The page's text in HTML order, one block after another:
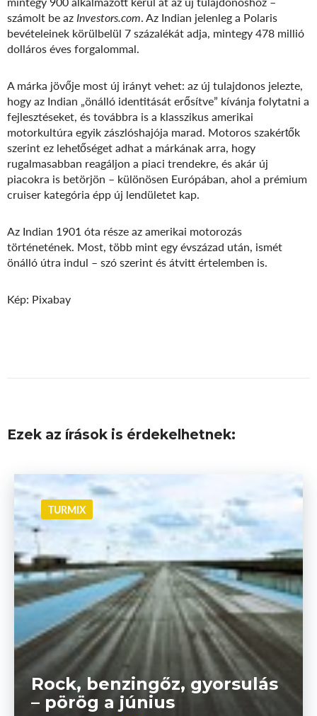
számolt be azInvestors.com. Az Indian jelenleg a Polaris
bevételeinek körülbelül 7 százalékát adja, mintegy 478 millió
dolláros éves forgalommal.
A márka jövője most új irányt vehet: az új tulajdonos jelezte,
hogy az Indian „önálló identitását erősítve” kívánja folytatni a
fejlesztéseket, és továbbra is a klasszikus amerikai
motorkultúra egyik zászlóshajója marad. Motoros szakértők
szerint ez lehetőséget adhat a márkának arra, hogy
rugalmasabban reagáljon a piaci trendekre, és akár új
piacokra is betörjön – különösen Európában, ahol a prémium
cruiser kategória épp új lendületet kap.
Az Indian 1901 óta része az amerikai motorozás
történetének. Most, több mint egy évszázad után, ismét
önálló útra indul – szó szerint és átvitt értelemben is.
Kép: Pixabay
Ezek az írások is érdekelhetnek:
TURMIX
Rock, benzingőz, gyorsulás
– pörög a június